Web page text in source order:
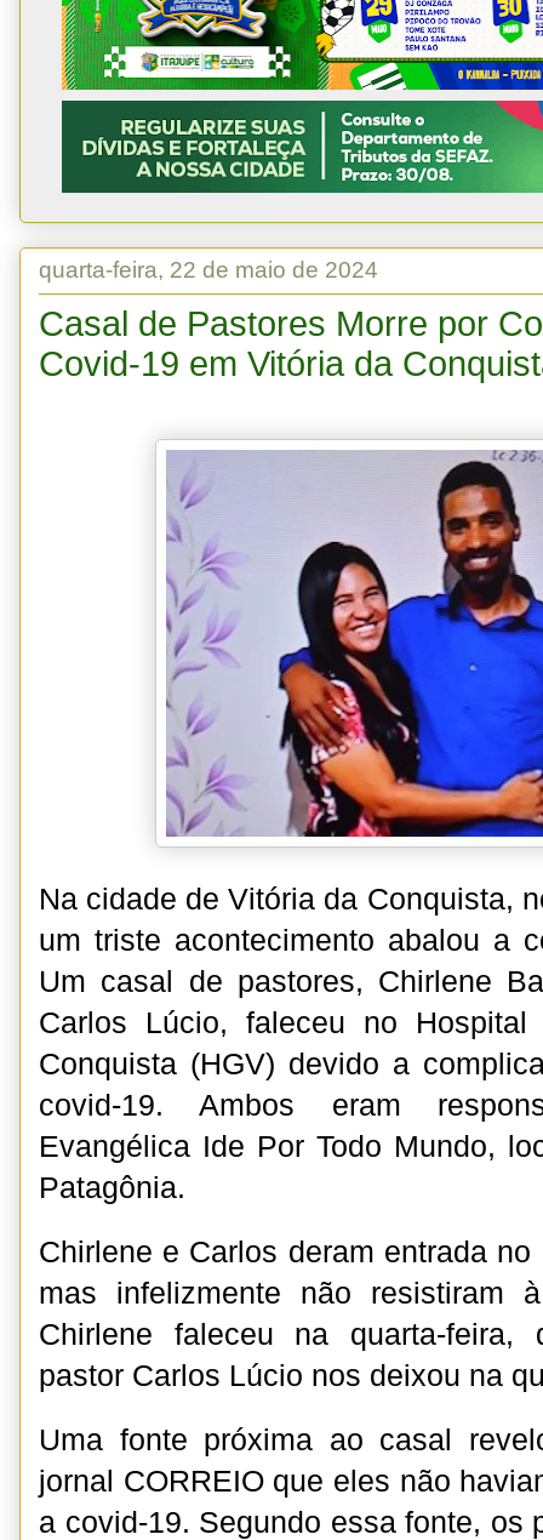
quarta-feira, 22 de maio de 2024
Casal de Pastores Morre por
Covid-19 em Vitória da
Na cidade de Vitória da Conquista,
um triste acontecimento abalou a
Um casal de pastores, Chirlene
Carlos Lúcio, faleceu no
Conquista (HGV) devido a
covid-19. Ambos eram
Evangélica Ide Por Todo Mundo,
Patagônia.
Chirlene e Carlos deram entrada
mas infelizmente não resistiram
Chirlene faleceu na quarta-
pastor Carlos Lúcio nos deixou na
Uma fonte próxima ao casal
jornal CORREIO que eles não
a covid-19. Segundo essa fonte, os